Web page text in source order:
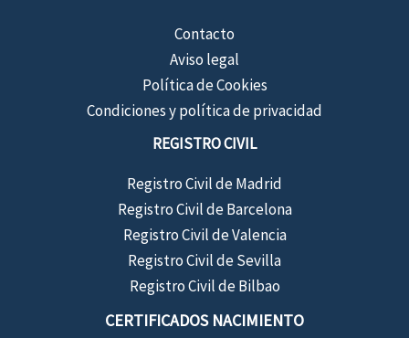
Contacto
Aviso legal
Política de Cookies
Condiciones y política de privacidad
REGISTRO CIVIL
Registro Civil de Madrid
Registro Civil de Barcelona
Registro Civil de Valencia
Registro Civil de Sevilla
Registro Civil de Bilbao
CERTIFICADOS NACIMIENTO